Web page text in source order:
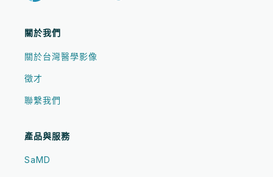
關於我們
關於台灣醫學影像
徵才
聯繫我們
產品與服務
SaMD